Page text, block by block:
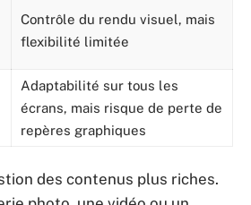
Contrôle du rendu visuel, mais
flexibilité limitée
Adaptabilité sur tous les
écrans, mais risque de perte de
repères graphiques
des contenus plus riches.